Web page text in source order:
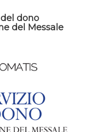
dono
del Messale